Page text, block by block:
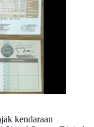
kendaraan